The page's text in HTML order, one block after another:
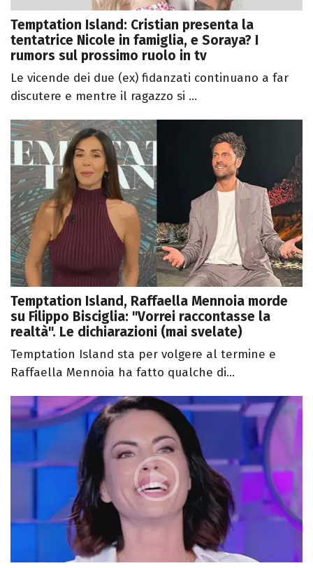
Temptation Island: Cristian presenta la
tentatrice Nicole in famiglia, e Soraya? I
rumors sul prossimo ruolo in tv
Le vicende dei due (ex) fidanzati continuano a far
discutere e mentre il ragazzo si ...
Temptation Island, Raffaella Mennoia morde
su Filippo Bisciglia: "Vorrei raccontasse la
realtà". Le dichiarazioni (mai svelate)
Temptation Island sta per volgere al termine e
Raffaella Mennoia ha fatto qualche di...